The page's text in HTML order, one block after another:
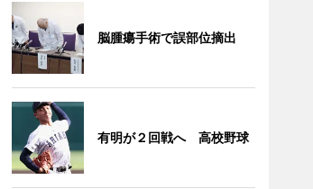
脳腫瘍手術で誤部位摘出
有明が２回戦へ 高校野球